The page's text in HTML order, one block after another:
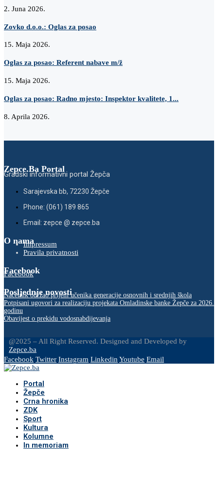
2. Juna 2026.
Zovko d.o.o.: Oglas za posao
15. Maja 2026.
Oglas za posao: Referent nabave m/ž
15. Maja 2026.
Oglas za posao: Radno mjesto: Inspektor kvalitete, 1...
8. Aprila 2026.
Zepce.Ba Portal
Gradski informativni portal Žepča
Sarajevska bb, 72230 Žepče
Phone: (061) 189 865
Email: zepce @ zepce.ba
O namaImpressum
Pravila privatnosti
Facebook
Facebook
Posljednje novosti
Načelnik održao prijem učenika generacije osnovnih i srednjih škola
Potpisani ugovori za realizaciju projekata Omladinske banke Žepče za 2026.
godinu
Obavijest o prekidu vodosnabdijevanja
@2025 – All Right Reserved. Designed and Developed by
Zepce.ba
Facebook Twitter Instagram LinkedinYoutube Email
Portal
Žepče
Crna hronika
ZDK
Sport
Kultura
Kolumne
In memoriam